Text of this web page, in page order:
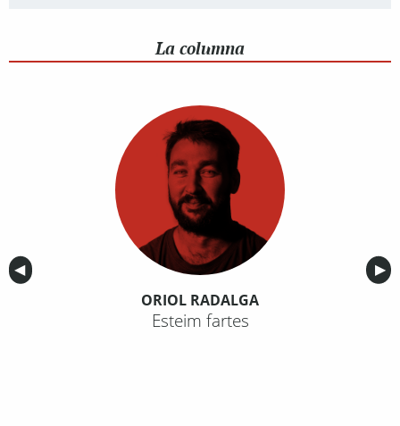
La columna
Anterior
◀︎ ▶︎
ORIOL RADALGA
Esteim fartes